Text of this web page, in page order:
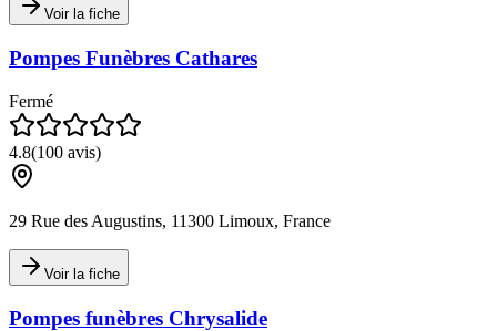
Voir la fiche
Pompes Funèbres Cathares
Fermé
4.8(100 avis)
29 Rue des Augustins, 11300 Limoux, France
Voir la fiche
Pompes funèbres Chrysalide